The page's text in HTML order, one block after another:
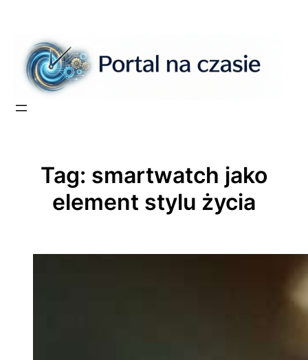
treści
Tag: smartwatch jako
element stylu życia